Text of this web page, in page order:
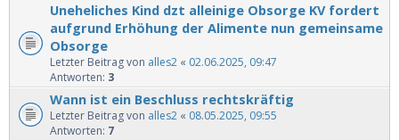
Uneheliches Kind dzt alleinige Obsorge KV fordert
aufgrund Erhöhung der Alimente nun gemeinsame
Obsorge
Letzter Beitrag von alles2 « 02.06.2025, 09:47
Antworten: 3
Wann ist ein Beschluss rechtskräftig
Letzter Beitrag von alles2 « 08.05.2025, 09:55
Antworten: 7